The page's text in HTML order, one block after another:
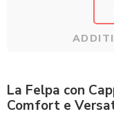
La Felpa con
Comfort e